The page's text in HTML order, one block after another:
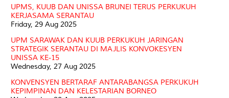
UPMS, KUUB DAN UNISSA BRUNEI TERUS PERKUKUH
KERJASAMA SERANTAU
Friday, 29 Aug 2025
UPM SARAWAK DAN KUUB PERKUKUH JARINGAN
STRATEGIK SERANTAU DI MAJLIS KONVOKESYEN
UNISSA KE-15
Wednesday, 27 Aug 2025
KONVENSYEN BERTARAF ANTARABANGSA PERKUKUH
KEPIMPINAN DAN KELESTARIAN BORNEO